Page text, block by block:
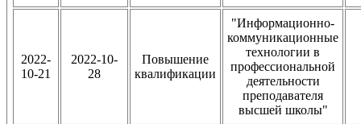
2022-
10-21
2022-10-
28
Повышение
квалификации
"Информационно-
коммуникационные
технологии в
профессиональной
деятельности
преподавателя
высшей школы"